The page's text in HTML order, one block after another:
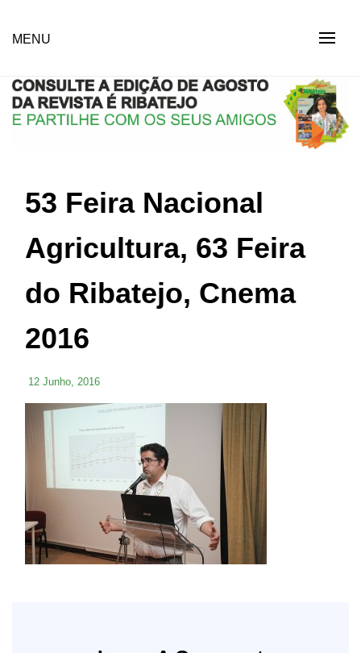
É RIBATEJO – REVISTA
SOCIAL ONLINE
MENU
53 Feira Nacional
Agricultura, 63 Feira
do Ribatejo, Cnema
2016
12 Junho, 2016